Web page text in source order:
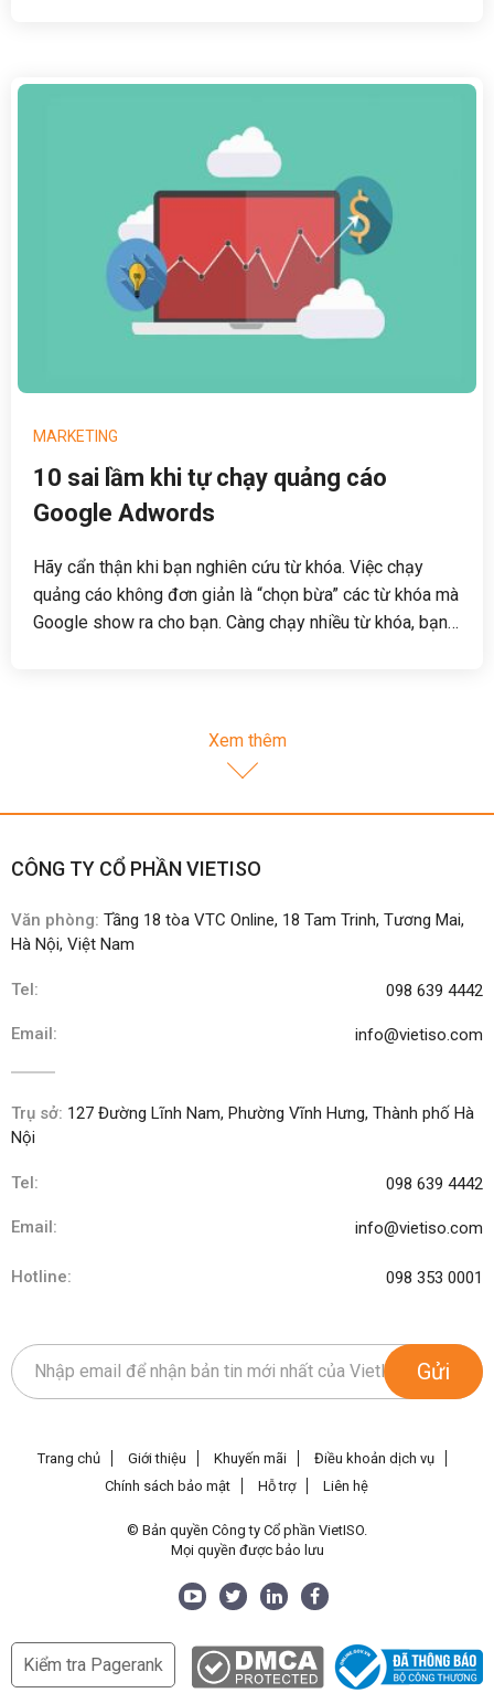
MARKETING
10 sai lầm khi tự chạy quảng cáo
Google Adwords
Hãy cẩn thận khi bạn nghiên cứu từ khóa. Việc chạy
quảng cáo không đơn giản là “chọn bừa” các từ khóa mà
Google show ra cho bạn. Càng chạy nhiều từ khóa, bạn
Xem thêm
CÔNG TY CỔ PHẦN VIETISO
Văn phòng: Tầng 18 tòa VTC Online, 18 Tam Trinh, Tương Mai,
Hà Nội, Việt Nam
Tel: 098 639 4442
Email: info@vietiso.com
Trụ sở: 127 Đường Lĩnh Nam, Phường Vĩnh Hưng, Thành phố Hà
Nội
Tel: 098 639 4442
Email: info@vietiso.com
Hotline: 098 353 0001
Gửi
Trang chủ Giới thiệu Khuyến mãi
Điều khoản dịch vụ
Chính sách bảo mật
Hỗ trợ Liên hệ
© Bản quyền Công ty Cổ phần VietISO.
Mọi quyền được bảo lưu
Kiểm tra Pagerank